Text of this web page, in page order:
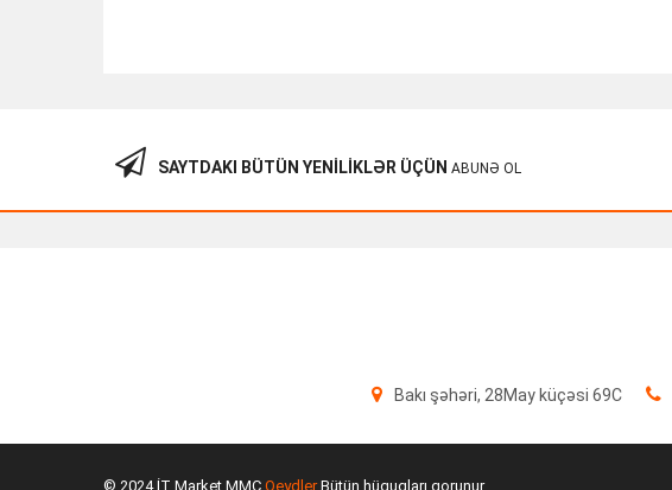
Fan For Cisco 3750X And 3560X
SAYTDAKI BÜTÜN YENILIKLƏR ÜÇÜN ABUNƏ OL
Bakı şəhəri, 28May küçəsi 69C
© 2024 İT Market MMC QeydlerBütün hüquqları qorunur.